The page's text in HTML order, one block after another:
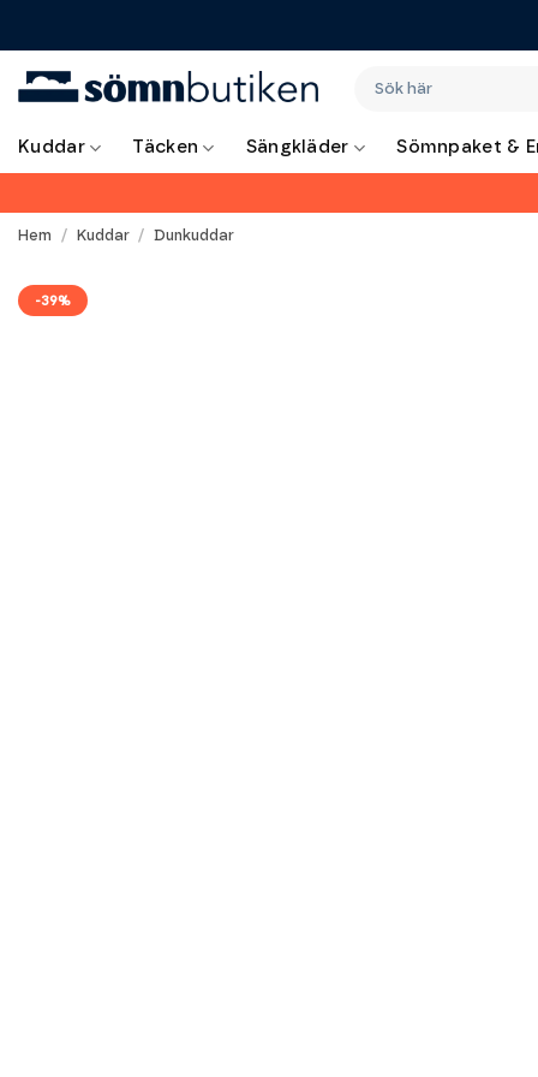
content
efter:
Kuddar Täcken Sängkläder Sömnpaket &
Hem / Kuddar / Dunkuddar
-39%